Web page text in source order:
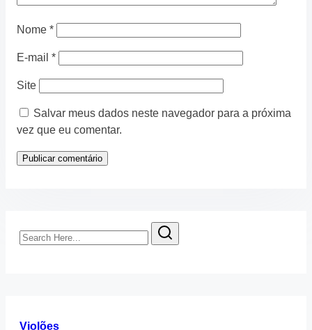
Nome *
E-mail *
Site
Salvar meus dados neste navegador para a próxima
vez que eu comentar.
Search
Here...
Violões